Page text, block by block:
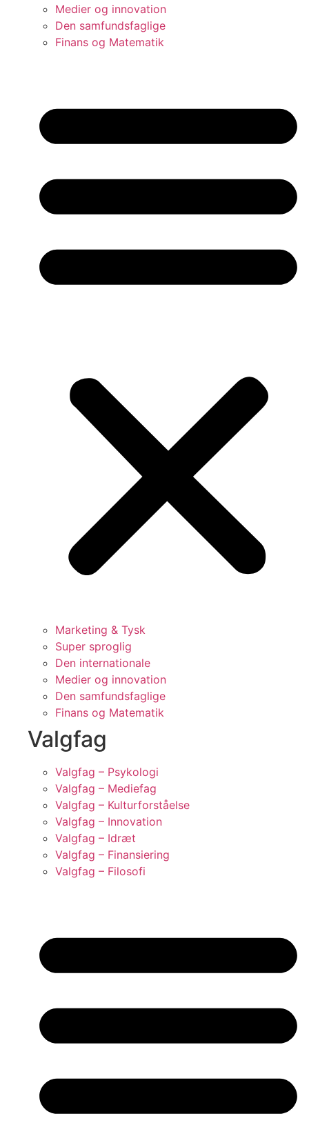
Medier og innovation
Den samfundsfaglige
Finans og Matematik
Marketing & Tysk
Super sproglig
Den internationale
Medier og innovation
Den samfundsfaglige
Finans og Matematik
Valgfag
Valgfag – Psykologi
Valgfag – Mediefag
Valgfag – Kulturforståelse
Valgfag – Innovation
Valgfag – Idræt
Valgfag – Finansiering
Valgfag – Filosofi